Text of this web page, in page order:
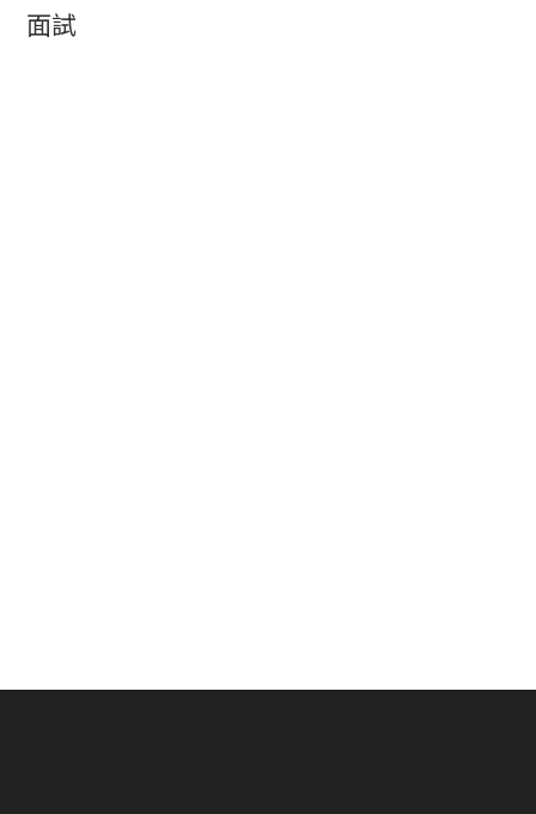
面試